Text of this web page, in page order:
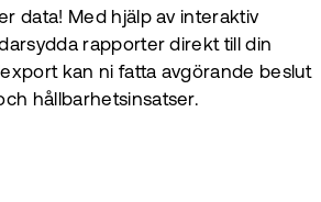
data! Med hjälp av interaktiv
rapporter direkt till din
kan ni fatta avgörande beslut
hållbarhetsinsatser.